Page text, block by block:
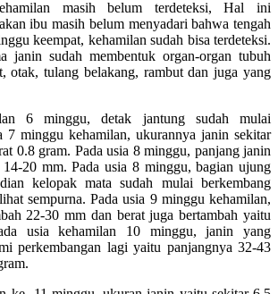
masih belum terdeteksi, Hal ini
ibu masih belum menyadari bahwa tengah
keempat, kehamilan sudah bisa terdeteksi.
janin sudah membentuk organ-organ tubuh
otak, tulang belakang, rambut dan juga yang
6 minggu, detak jantung sudah mulai
7 minggu kehamilan, ukurannya janin sekitar
0.8 gram. Pada usia 8 minggu, panjang janin
20 mm. Pada usia 8 minggu, bagian ujung
kelopak mata sudah mulai berkembang
sempurna. Pada usia 9 minggu kehamilan,
22-30 mm dan berat juga bertambah yaitu
usia kehamilan 10 minggu, janin yang
perkembangan lagi yaitu panjangnya 32-43